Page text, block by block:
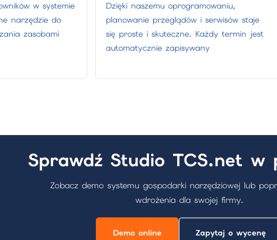
w systemie
narzędzie do
zasobami
Dzięki naszemu oprogramowaniu,
planowanie przeglądów i serwisów staje
się proste i skuteczne. Każdy termin jest
automatycznie zapisywany
Sprawdź Studio TCS.net w
Zobacz demo systemu gospodarki narzędziowej lub
wdrożenia dla swojej firmy.
Demo online Zapytaj o wycenę